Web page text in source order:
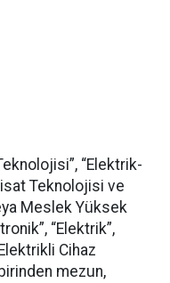
“Elektrik-
Teknolojisi ve
Meslek Yüksek
“Elektrik”,
Cihaz
mezun,